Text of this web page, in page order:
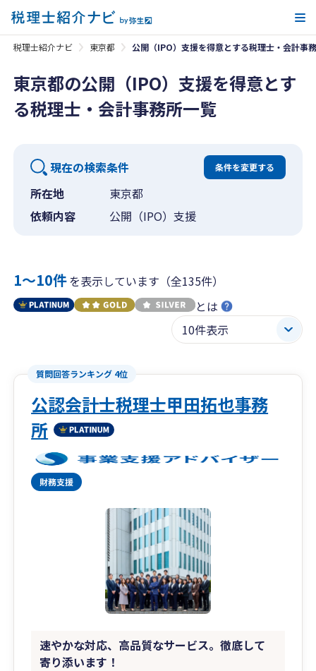
税理士紹介ナビ 東京都 公開（IPO）支援を得意とする税理士・会計事
東京都の公開（IPO）支援を得意とす
る税理士・会計事務所一覧
現在の検索条件 条件を変更する
所在地
東京都
依頼内容
公開（IPO）支援
1〜10件を表示しています（全135件）
とは
質問回答ランキング 4位
公認会計士税理士甲田拓也事務
所
速やかな対応、高品質なサービス。徹底して
寄り添います！